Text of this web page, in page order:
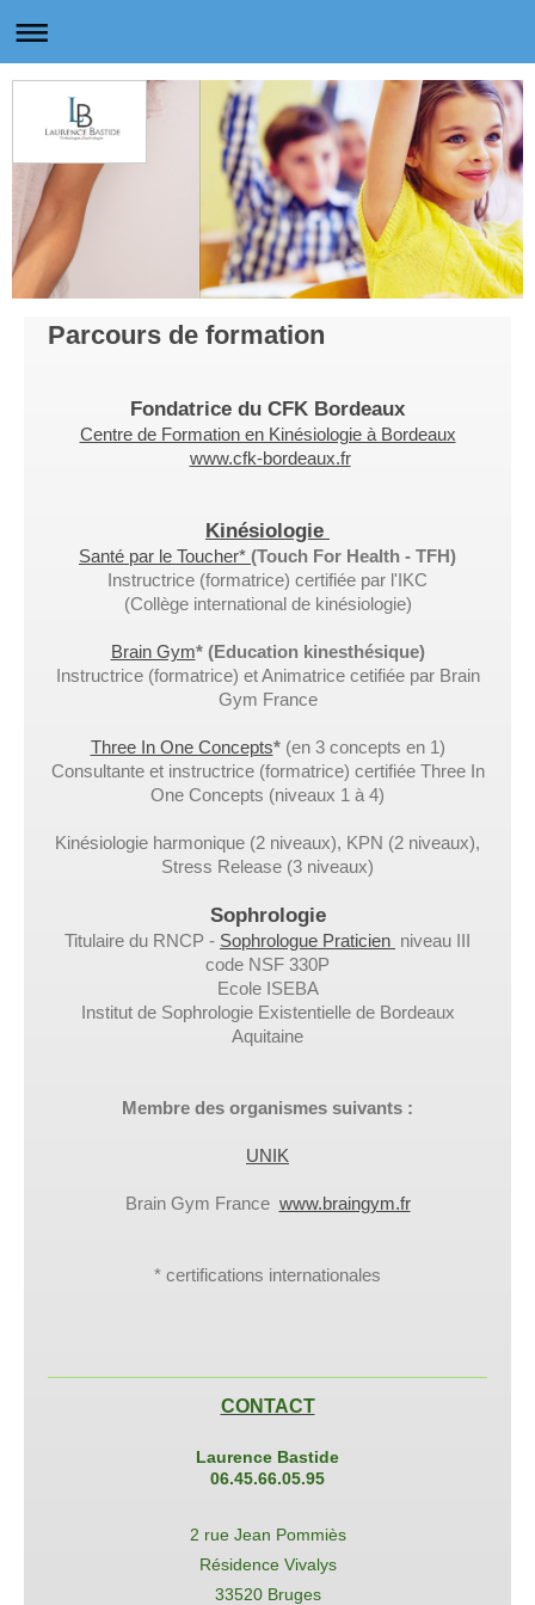
Parcours de formation
Fondatrice du CFK Bordeaux
Centre de Formation en Kinésiologie à Bordeaux
www.cfk-bordeaux.fr
Kinésiologie
Santé par le Toucher* (Touch For Health - TFH)
Instructrice (formatrice) certifiée par l'IKC
(Collège international de kinésiologie)
Brain Gym* (Education kinesthésique)
Instructrice (formatrice) et Animatrice cetifiée par Brain
Gym France
Three In One Concepts*(en 3 concepts en 1)
Consultante et instructrice (formatrice) certifiée Three In
One Concepts (niveaux 1 à 4)
Kinésiologie harmonique (2 niveaux), KPN (2 niveaux),
Stress Release (3 niveaux)
Sophrologie
Titulaire du RNCP - Sophrologue Praticien niveau III
code NSF 330P
Ecole ISEBA
Institut de Sophrologie Existentielle de Bordeaux
Aquitaine
Membre des organismes suivants :
UNIK
Brain Gym France www.braingym.fr
* certifications internationales
CONTACT
Laurence Bastide
06.45.66.05.95
2 rue Jean Pommiès
Résidence Vivalys
33520 Bruges